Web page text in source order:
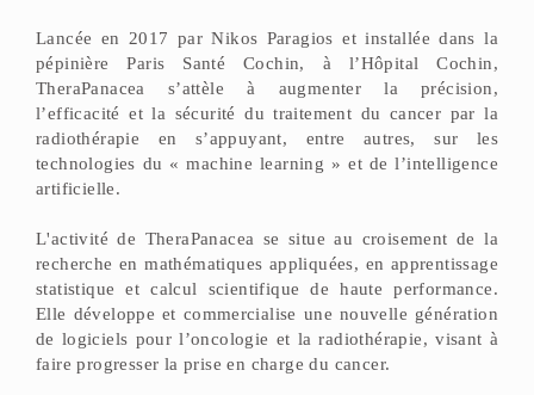
Lancée en 2017 par Nikos Paragios et installée dans la
pépinière Paris Santé Cochin, à l’Hôpital Cochin,
TheraPanacea s’attèle à augmenter la précision,
l’efficacité et la sécurité du traitement du cancer par la
radiothérapie en s’appuyant, entre autres, sur les
technologies du « machine learning » et de l’intelligence
artificielle.
L'activité de TheraPanacea se situe au croisement de la
recherche en mathématiques appliquées, en apprentissage
statistique et calcul scientifique de haute performance.
Elle développe et commercialise une nouvelle génération
de logiciels pour l’oncologie et la radiothérapie, visant à
faire progresser la prise en charge du cancer.